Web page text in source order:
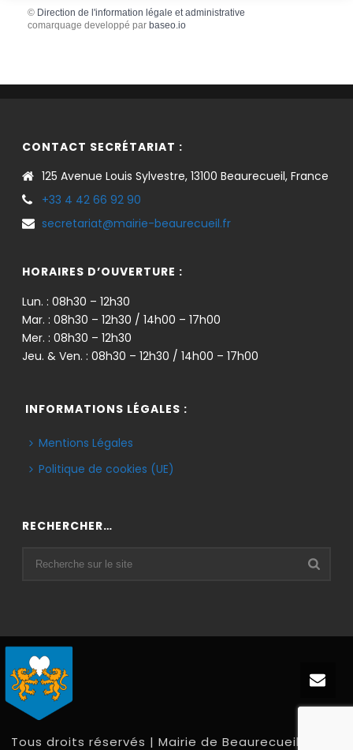
© Direction de l'information légale et administrative
comarquage developpé par baseo.io
CONTACT SECRÉTARIAT :
125 Avenue Louis Sylvestre, 13100 Beaurecueil, France
+33 4 42 66 92 90
secretariat@mairie-beaurecueil.fr
HORAIRES D’OUVERTURE :
Lun. : 08h30 – 12h30
Mar. : 08h30 – 12h30 / 14h00 – 17h00
Mer. : 08h30 – 12h30
Jeu. & Ven. : 08h30 – 12h30 / 14h00 – 17h00
INFORMATIONS LÉGALES :
Mentions Légales
Politique de cookies (UE)
RECHERCHER…
Tous droits réservés | Mairie de Beaurecueil 2020 |